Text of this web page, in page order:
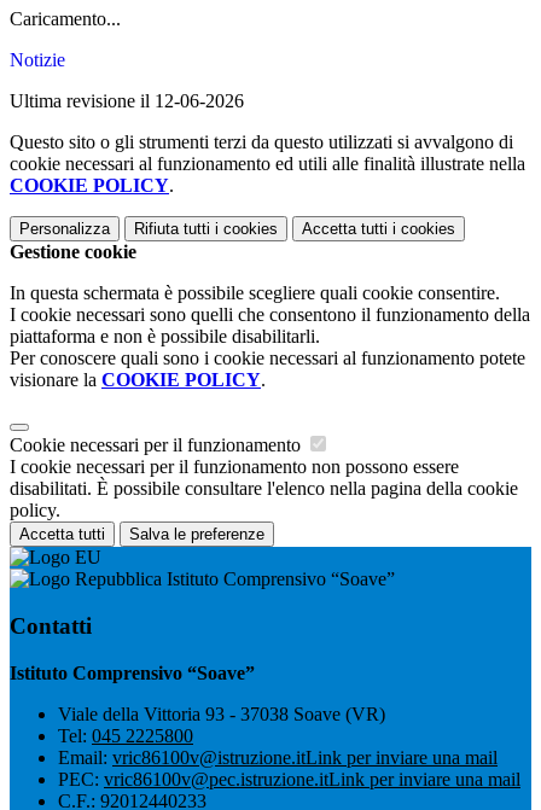
Caricamento...
Notizie
Ultima revisione il 12-06-2026
Questo sito o gli strumenti terzi da questo utilizzati si avvalgono di
cookie necessari al funzionamento ed utili alle finalità illustrate nella
COOKIE POLICY.
Personalizza Rifiuta tutti i cookies Accetta tutti i cookies
Gestione cookie
In questa schermata è possibile scegliere quali cookie consentire.
I cookie necessari sono quelli che consentono il funzionamento della
piattaforma e non è possibile disabilitarli.
Per conoscere quali sono i cookie necessari al funzionamento potete
visionare la COOKIE POLICY.
Cookie necessari per il funzionamento
I cookie necessari per il funzionamento non possono essere
disabilitati. È possibile consultare l'elenco nella pagina della cookie
policy.
Accetta tutti Salva le preferenze
Istituto Comprensivo “Soave”
Contatti
Istituto Comprensivo “Soave”
Viale della Vittoria 93 - 37038 Soave (VR)
Tel: 045 2225800
Email: vric86100v@istruzione.itLink per inviare una mail
PEC: vric86100v@pec.istruzione.itLink per inviare una mail
C.F.: 92012440233